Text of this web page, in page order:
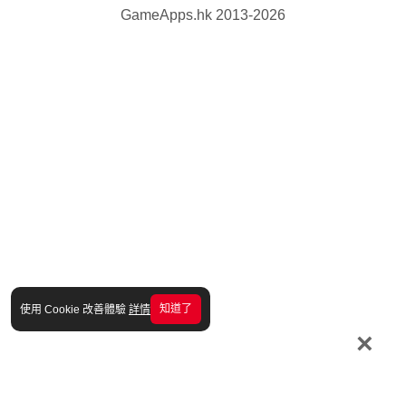
使用 Cookie 改善體驗 詳情 知道了
×
GameApps.hk 2013-2026